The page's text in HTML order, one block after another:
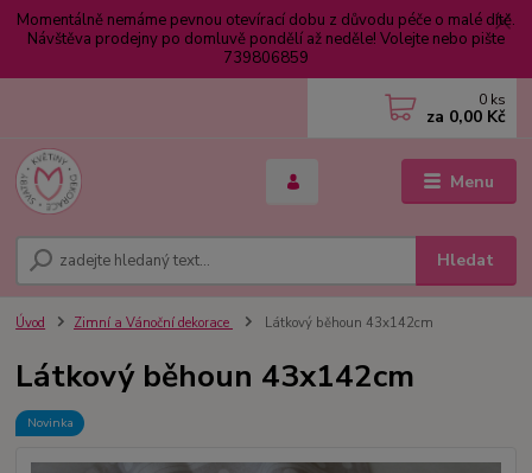
Momentálně nemáme pevnou otevírací dobu z důvodu péče o malé dítě.
Návštěva prodejny po domluvě pondělí až neděle! Volejte nebo pište
739806859
Menu
Hledat
0 ks
za 0,00 Kč
Úvod Zimní a Vánoční dekorace Látkový běhoun 43x142cm
Látkový běhoun 43x142cm
Novinka